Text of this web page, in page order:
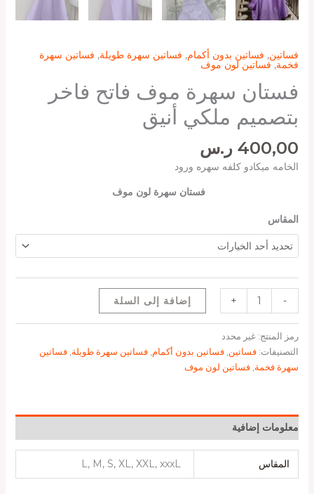
فساتين, فساتين بدون أكمام, فساتين سهرة طويلة, فساتين سهرة
فخمة,فساتين لون موف
فستان سهرة موف فاتح فاخر
بتصميم ملكي أنيق
400,00 ر.س
الخامه ميكادو كلفه سهره ورود
فستان سهرة لون موف
المقاس
-
+ إضافة إلى السلة
رمز المنتج: غير محدد
التصنيفات: فساتين فساتين بدون أكمام فساتين سهرة طويلة فساتين
سهرة فخمة فساتين لون موف
معلومات إضافية
المقاس L, M, S, XL, XXL, xxxL